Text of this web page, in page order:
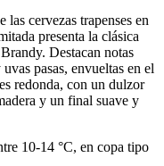
cervezas trapenses en
presenta la clásica
Destacan notas
pasas, envueltas en el
redonda, con un dulzor
y un final suave y
10-14 °C, en copa tipo